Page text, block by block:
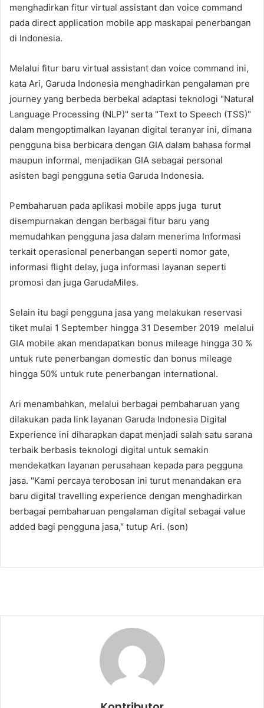
menghadirkan fitur virtual assistant dan voice command
pada direct application mobile app maskapai penerbangan
di Indonesia.
Melalui fitur baru virtual assistant dan voice command ini,
kata Ari, Garuda Indonesia menghadirkan pengalaman pre
journey yang berbeda berbekal adaptasi teknologi "Natural
Language Processing (NLP)" serta "Text to Speech (TSS)"
dalam mengoptimalkan layanan digital teranyar ini, dimana
pengguna bisa berbicara dengan GIA dalam bahasa formal
maupun informal, menjadikan GIA sebagai personal
asisten bagi pengguna setia Garuda Indonesia.
Pembaharuan pada aplikasi mobile apps juga turut
disempurnakan dengan berbagai fitur baru yang
memudahkan pengguna jasa dalam menerima Informasi
terkait operasional penerbangan seperti nomor gate,
informasi flight delay, juga informasi layanan seperti
promosi dan juga GarudaMiles.
Selain itu bagi pengguna jasa yang melakukan reservasi
tiket mulai 1 September hingga 31 Desember 2019 melalui
GIA mobile akan mendapatkan bonus mileage hingga 30 %
untuk rute penerbangan domestic dan bonus mileage
hingga 50% untuk rute penerbangan international.
Ari menambahkan, melalui berbagai pembaharuan yang
dilakukan pada link layanan Garuda Indonesia Digital
Experience ini diharapkan dapat menjadi salah satu sarana
terbaik berbasis teknologi digital untuk semakin
mendekatkan layanan perusahaan kepada para pegguna
jasa. "Kami percaya terobosan ini turut menandakan era
baru digital travelling experience dengan menghadirkan
berbagai pembaharuan pengalaman digital sebagai value
added bagi pengguna jasa," tutup Ari. (son)